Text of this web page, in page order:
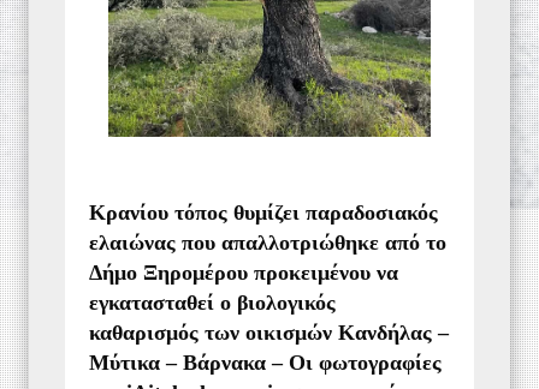
Κρανίου τόπος θυμίζει παραδοσιακός
ελαιώνας που απαλλοτριώθηκε από το
Δήμο Ξηρομέρου προκειμένου να
εγκατασταθεί ο βιολογικός
καθαρισμός των οικισμών Κανδήλας –
Μύτικα – Βάρνακα – Οι φωτογραφίες